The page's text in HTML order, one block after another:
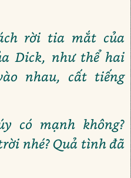
rời tia mắt của
Dick, như thể hai
nhau, cất tiếng
có mạnh không?
nhé? Quả tình đã